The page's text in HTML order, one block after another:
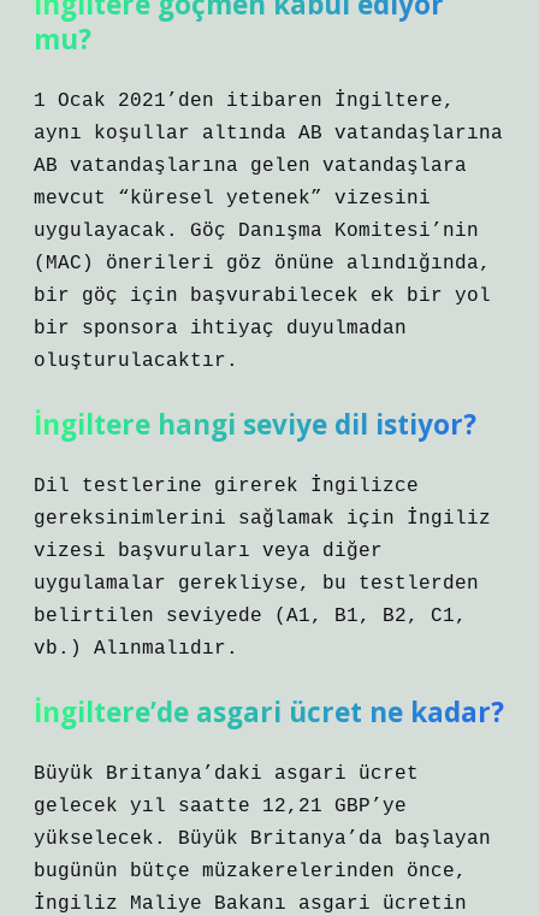
mu?
1 Ocak 2021’den itibaren İngiltere,
aynı koşullar altında AB vatandaşlarına
AB vatandaşlarına gelen vatandaşlara
mevcut “küresel yetenek” vizesini
uygulayacak. Göç Danışma Komitesi’nin
(MAC) önerileri göz önüne alındığında,
bir göç için başvurabilecek ek bir yol
bir sponsora ihtiyaç duyulmadan
oluşturulacaktır.
İngiltere hangi seviye dil istiyor?
Dil testlerine girerek İngilizce
gereksinimlerini sağlamak için İngiliz
vizesi başvuruları veya diğer
uygulamalar gerekliyse, bu testlerden
belirtilen seviyede (A1, B1, B2, C1,
vb.) Alınmalıdır.
İngiltere’de asgari ücret ne kadar?
Büyük Britanya’daki asgari ücret
gelecek yıl saatte 12,21 GBP’ye
yükselecek. Büyük Britanya’da başlayan
bugünün bütçe müzakerelerinden önce,
İngiliz Maliye Bakanı asgari ücretin